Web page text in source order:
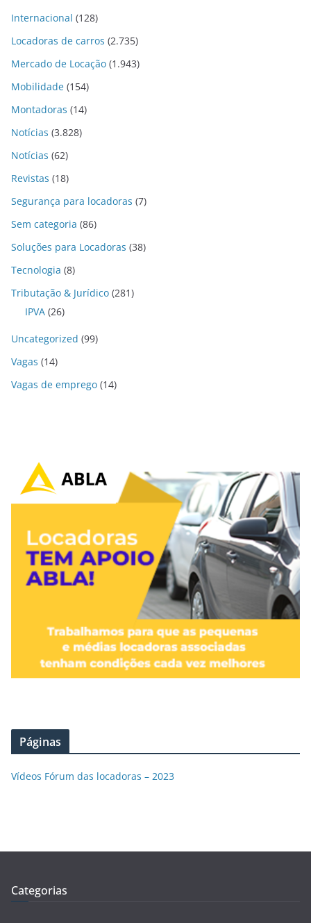
Internacional (128)
Locadoras de carros (2.735)
Mercado de Locação (1.943)
Mobilidade (154)
Montadoras (14)
Notícias (3.828)
Notícias (62)
Revistas (18)
Segurança para locadoras (7)
Sem categoria (86)
Soluções para Locadoras (38)
Tecnologia (8)
Tributação & Jurídico (281)
IPVA (26)
Uncategorized (99)
Vagas (14)
Vagas de emprego (14)
Páginas
Vídeos Fórum das locadoras – 2023
Categorias